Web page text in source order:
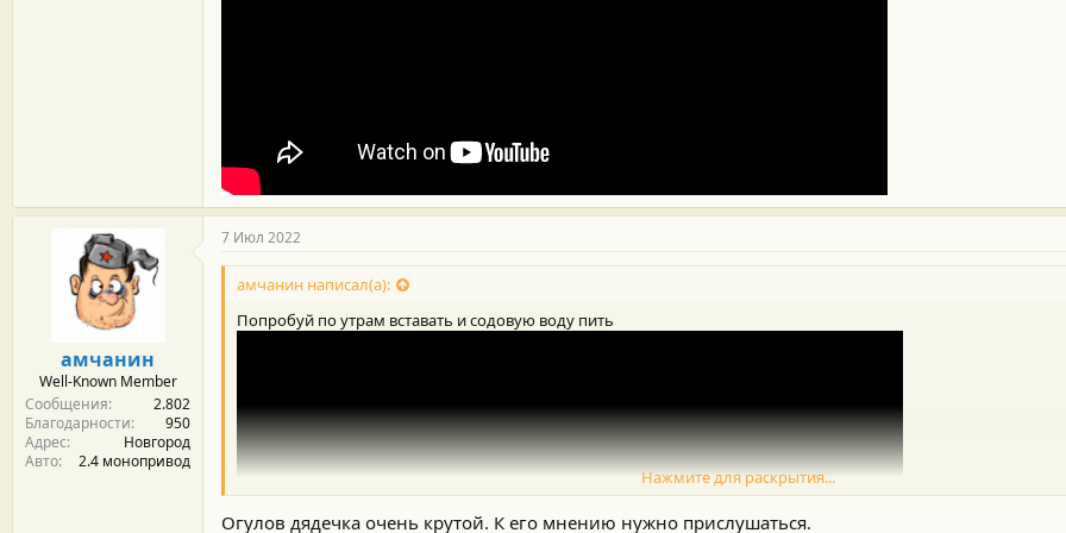
амчанин
Well-Known Member
Сообщения
2.802
Благодарности
950
Адрес
Новгород
Авто
2.4 монопривод
7 Июл 2022
амчанин написал(а):
Попробуй по утрам вставать и содовую воду пить
Нажмите для раскрытия...
Огулов дядечка очень крутой. К его мнению нужно прислушаться.